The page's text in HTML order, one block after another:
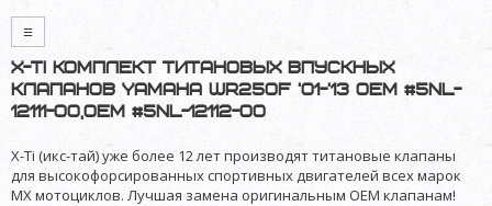
≡
X-TI комплект титановых впускных
клапанов Yamaha WR250F '01-'13 OEM #5NL-
12111-00,OEM #5NL-12112-00
X-Ti (икс-тай) уже более 12 лет производят титановые клапаны
для высокофорсированных спортивных двигателей всех марок
MX мотоциклов. Лучшая замена оригинальным OEM клапанам!